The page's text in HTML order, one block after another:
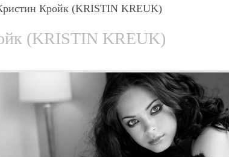
Кройк (KRISTIN KREUK)
(KRISTIN KREUK)